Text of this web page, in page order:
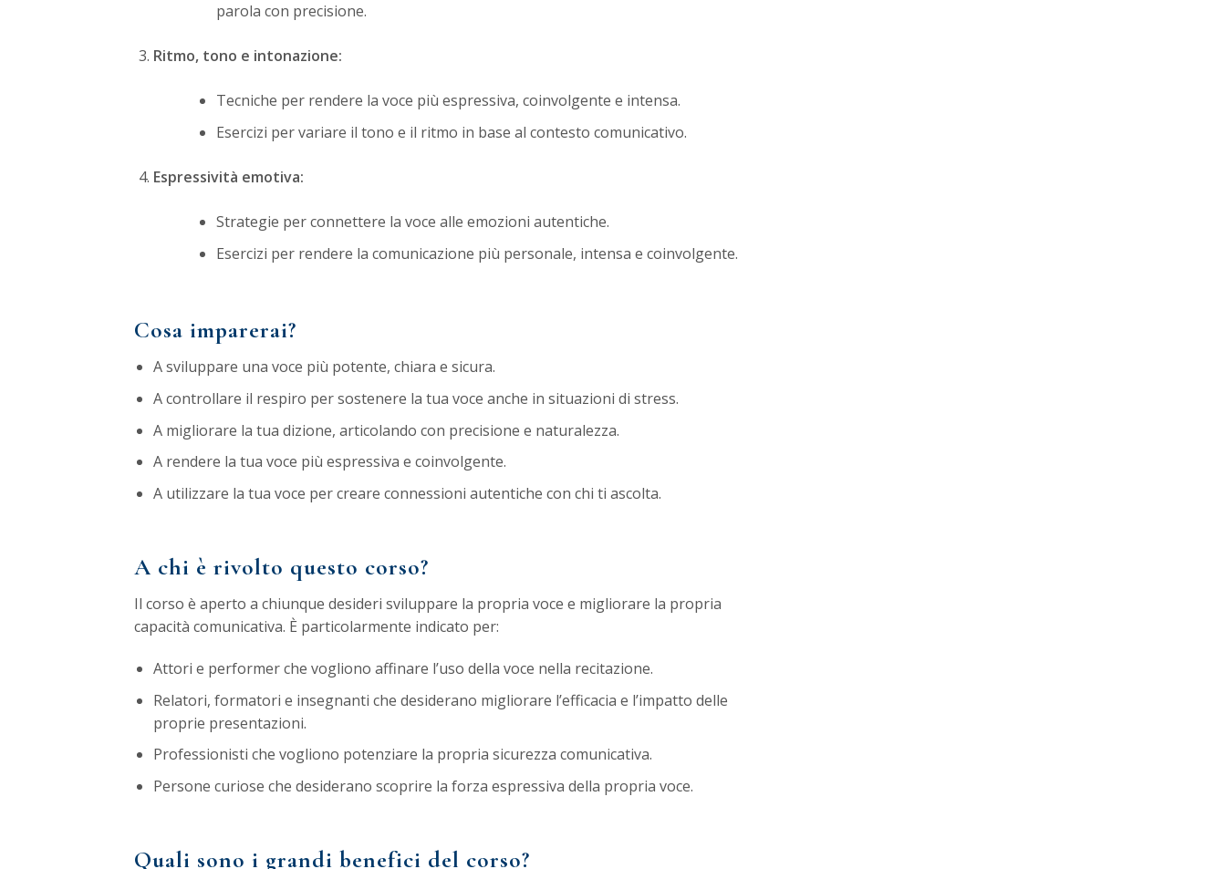
parola con precisione.
Ritmo, tono e intonazione:
Tecniche per rendere la voce più espressiva, coinvolgente e intensa.
Esercizi per variare il tono e il ritmo in base al contesto comunicativo.
Espressività emotiva:
Strategie per connettere la voce alle emozioni autentiche.
Esercizi per rendere la comunicazione più personale, intensa e coinvolgente.
Cosa imparerai?
A sviluppare una voce più potente, chiara e sicura.
A controllare il respiro per sostenere la tua voce anche in situazioni di stress.
A migliorare la tua dizione, articolando con precisione e naturalezza.
A rendere la tua voce più espressiva e coinvolgente.
A utilizzare la tua voce per creare connessioni autentiche con chi ti ascolta.
A chi è rivolto questo corso?
Il corso è aperto a chiunque desideri sviluppare la propria voce e migliorare la propria
capacità comunicativa. È particolarmente indicato per:
Attori e performer che vogliono affinare l’uso della voce nella recitazione.
Relatori, formatori e insegnanti che desiderano migliorare l’efficacia e l’impatto delle
proprie presentazioni.
Professionisti che vogliono potenziare la propria sicurezza comunicativa.
Persone curiose che desiderano scoprire la forza espressiva della propria voce.
Quali sono i grandi benefici del corso?